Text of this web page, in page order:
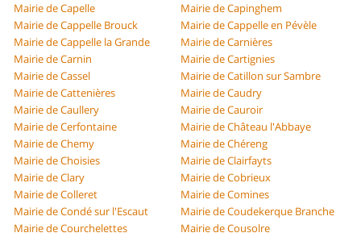
Mairie de Capelle
Mairie de Capinghem
Mairie de Cappelle Brouck
Mairie de Cappelle en Pévèle
Mairie de Cappelle la Grande
Mairie de Carnières
Mairie de Carnin
Mairie de Cartignies
Mairie de Cassel
Mairie de Catillon sur Sambre
Mairie de Cattenières
Mairie de Caudry
Mairie de Caullery
Mairie de Cauroir
Mairie de Cerfontaine
Mairie de Château l'Abbaye
Mairie de Chemy
Mairie de Chéreng
Mairie de Choisies
Mairie de Clairfayts
Mairie de Clary
Mairie de Cobrieux
Mairie de Colleret
Mairie de Comines
Mairie de Condé sur l'Escaut
Mairie de Coudekerque Branche
Mairie de Courchelettes
Mairie de Cousolre